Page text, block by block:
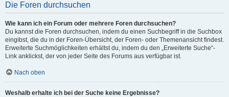
Die Foren durchsuchen
Wie kann ich ein Forum oder mehrere Foren durchsuchen?
Du kannst die Foren durchsuchen, indem du einen Suchbegriff in die Suchbox
eingibst, die du in der Foren-Übersicht, der Foren- oder Themenansicht findest.
Erweiterte Suchmöglichkeiten erhältst du, indem du den „Erweiterte Suche“-
Link anklickst, der von jeder Seite des Forums aus verfügbar ist.
Nach oben
Weshalb erhalte ich bei der Suche keine Ergebnisse?